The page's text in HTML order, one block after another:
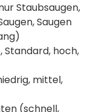
Staubsaugen,
Saugen
Standard, hoch,
mittel,
(schnell,